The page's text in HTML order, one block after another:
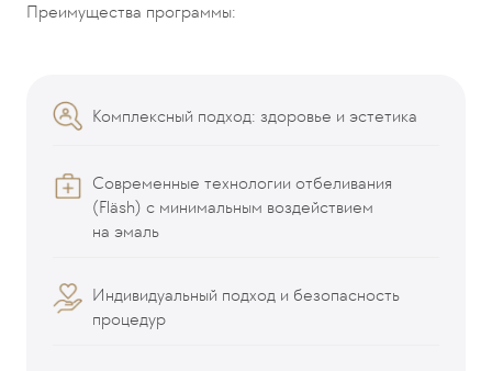
Преимущества программы:
Комплексный подход: здоровье и эстетика
Современные технологии отбеливания
(Fläsh) с минимальным воздействием
на эмаль
Индивидуальный подход и безопасность
процедур